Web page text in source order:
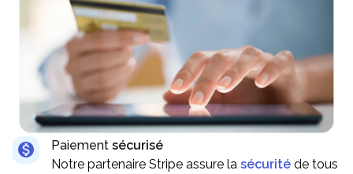
Paiement sécurisé
Notre partenaire Stripe assure la sécuritéde tous